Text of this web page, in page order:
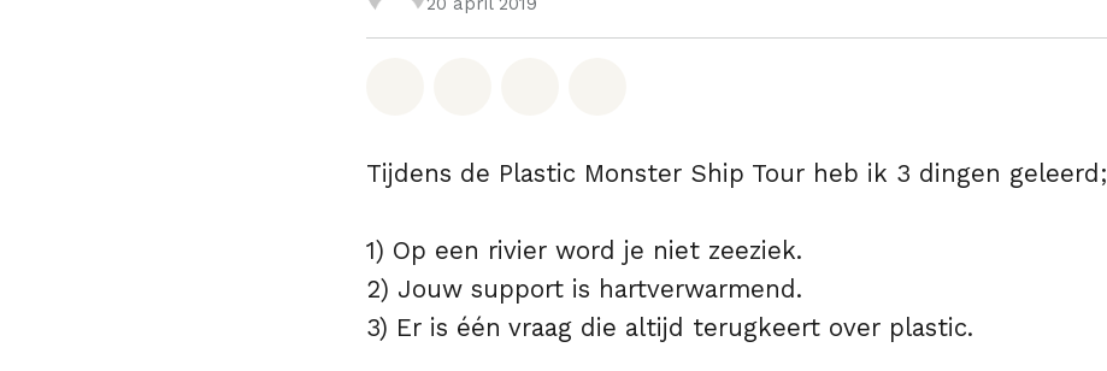
Tijdens de Plastic Monster Ship Tour heb ik 3 dingen geleerd;
1) Op een rivier word je niet zeeziek.
2) Jouw support is hartverwarmend.
3) Er is één vraag die altijd terugkeert over plastic.